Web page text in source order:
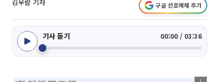
김우람 기자 구글 선호매체 추가
기사 듣기 00:00 / 03:36